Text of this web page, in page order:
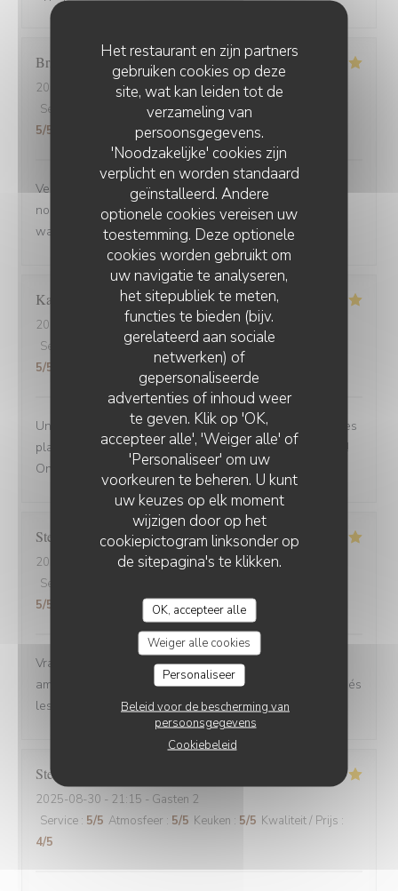
Het restaurant en zijn partners
gebruiken cookies op deze
site, wat kan leiden tot de
verzameling van
persoonsgegevens.
'Noodzakelijke' cookies zijn
verplicht en worden standaard
geïnstalleerd. Andere
optionele cookies vereisen uw
toestemming. Deze optionele
cookies worden gebruikt om
uw navigatie te analyseren,
het sitepubliek te meten,
functies te bieden (bijv.
gerelateerd aan sociale
netwerken) of
gepersonaliseerde
advertenties of inhoud weer
te geven. Klik op 'OK,
accepteer alle', 'Weiger alle' of
'Personaliseer' om uw
voorkeuren te beheren. U kunt
uw keuzes op elk moment
wijzigen door op het
cookiepictogram linksonder op
de sitepagina's te klikken.
OK, accepteer alle
Weiger alle cookies
Personaliseer
Beleid voor de bescherming van
persoonsgegevens
Cookiebeleid
Brigitte
2025-09-02
- 12:30 - Gasten 3
Service
Atmosfeer:5/5 Keuken:5/5
5/5
Venue avec des amis de Belfort.super bien accueillis,
nous avons beaucoup apprécié la carbonade et le
waterzoi de poissons Nous reviendrons
Karine
2025-08-30
- 21:15 - Gasten 4
Service
Atmosfeer:5/5 Keuken:5/5 Kwaliteit / Prijs
5/5
Une adresse a absolument découvrir ! Une ambiance,des
plats tous délicieux,un personnel attentionné et réactif !!
On reviendra....
Stefano
2025-08-30
- 12:00 - Gasten 6
Service
5/5
Vrai Estaminet du Nord, nourriture excellente, uste a
ameillorer le rytme de sortie des plats, pas tjs coordonnés
les frites avec les plats principaux.
Stefan
2025-08-30 - 21:15 - Gasten 2
Service : 5/5 Atmosfeer : 5/5 Keuken : 5/5 Kwaliteit / Prijs :
4/5